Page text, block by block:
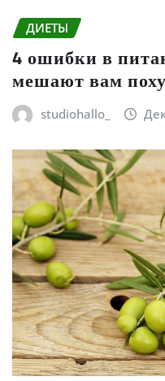
ДИЕТЫ
4 ошибки в
мешают вам
studiohallo_